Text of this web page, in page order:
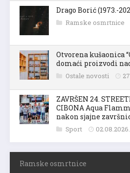
Drago Borić (1973.-
Ramske osmrtnice
Otvorena kušaonica
domaći proizvodi
Ostale novosti
ZAVRŠEN 24.
CIBONA Aqua
nakon sjajne
Sport 02.08.2026.
Ramske osmrtnice